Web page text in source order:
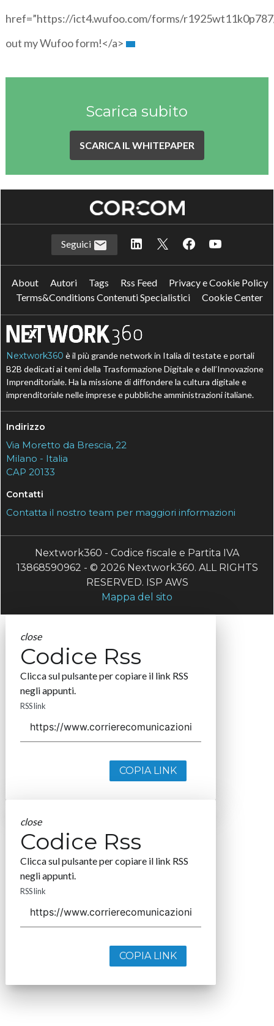
href=”https://ict4.wufoo.com/forms/
out my Wufoo form!</a>
Scarica subito
SCARICA IL WHITEPAPER
Seguici
About Autori Tags Rss Feed
Privacy e Cookie Policy
Terms&Conditions Contenuti Specialistici
Cookie Center
Nextwork360 è il più grande network in Italia di testate e portali
B2B dedicati ai temi della Trasformazione Digitale e dell’Innovazione
Imprenditoriale. Ha la missione di diffondere la cultura digitale e
imprenditoriale nelle imprese e pubbliche amministrazioni italiane.
Indirizzo
Via Moretto da Brescia, 22
Milano - Italia
CAP 20133
Contatti
Contatta il nostro team per maggiori informazioni
Nextwork360 - Codice fiscale e Partita IVA
13868590962 - © 2026 Nextwork360. ALL RIGHTS
RESERVED. ISP AWS
Mappa del sito
close
Codice Rss
Clicca sul pulsante per copiare il link RSS
negli appunti.
RSS link
COPIA LINK
close
Codice Rss
Clicca sul pulsante per copiare il link RSS
negli appunti.
RSS link
COPIA LINK